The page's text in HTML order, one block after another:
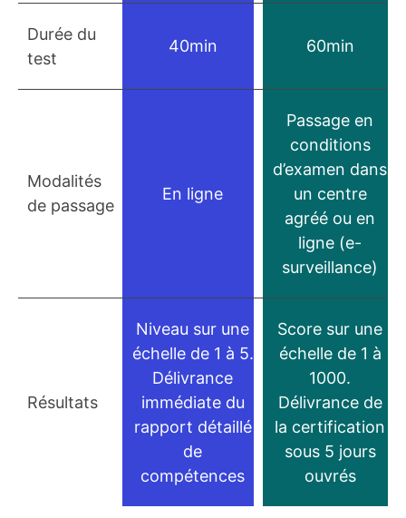
Durée du
test
40min 60min
Modalités
de passage
En ligne
Passage en
conditions
d’examen dans
un centre
agréé ou en
ligne (e-
surveillance)
Résultats
Niveau sur une
échelle de 1 à 5.
Délivrance
immédiate du
rapport détaillé
de
compétences
Score sur une
échelle de 1 à
1000.
Délivrance de
la certification
sous 5 jours
ouvrés